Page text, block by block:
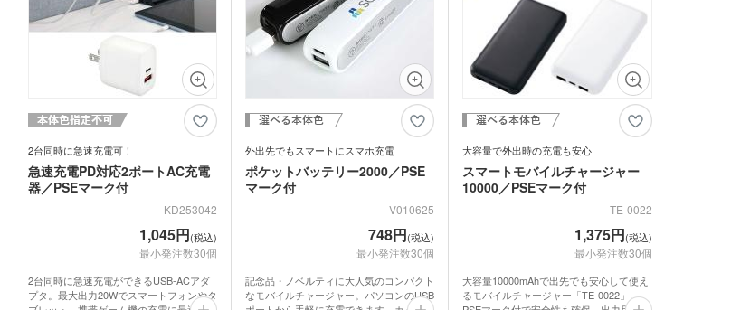
2台同時に急速充電可！
急速充電PD対応2ポートAC充電
器／PSEマーク付
KD253042
1,045円(税込)
最小発注数30個
2台同時に急速充電ができるUSB-ACアダ
プタ。最大出力20Wでスマートフォンやタ
外出先でもスマートにスマホ充電
ポケットバッテリー2000／PSE
マーク付
V010625
748円(税込)
最小発注数30個
記念品・ノベルティに大人気のコンパクト
なモバイルチャージャー。パソコンのUSB
大容量で外出時の充電も安心
スマートモバイルチャージャー
10000／PSEマーク付
TE-0022
1,375円(税込)
最小発注数30個
大容量10000mAhで出先でも安心して使え
るモバイルチャージャー「TE-0022」。
記念品 モバイルバッテリ
ー・充電器
記念品 USBグッズ
記念品 キーホルダー 記念品 防災グッズ
名入れタオル・粗品タオル ノベルティタオル
電波時計
タッチペン タブレットケース
イヤホン・スピーカー
スマホクリーナー・マイク
ロファイバークロス
スマホリング スマホ関連アクセサリー
マウスパッド PCクリーナー
ライト・LEDライト・懐中
電灯
ラジオ
傘カバー・雨具
オリジナル コースター
ランチボックス・お弁当
箱・フードポット
キッチン 消耗品 キッチン雑貨
ライト・ランタン ウェットティッシュ